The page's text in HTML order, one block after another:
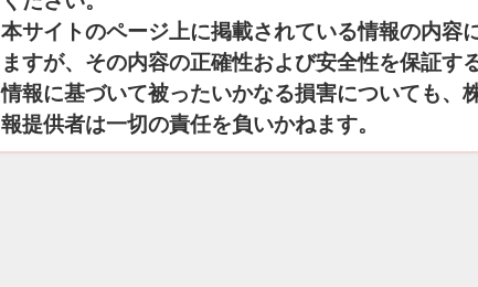
本サイトのページ上に掲載されている情報の内容
ますが、その内容の正確性および安全性を保証す
情報に基づいて被ったいかなる損害についても、
報提供者は一切の責任を負いかねます。